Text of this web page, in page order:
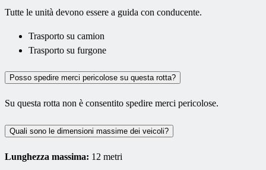
Tutte le unità devono essere a guida con conducente.
Trasporto su camion
Trasporto su furgone
Posso spedire merci pericolose su questa rotta?
Su questa rotta non è consentito spedire merci pericolose.
Quali sono le dimensioni massime dei veicoli?
Lunghezza massima: 12 metri